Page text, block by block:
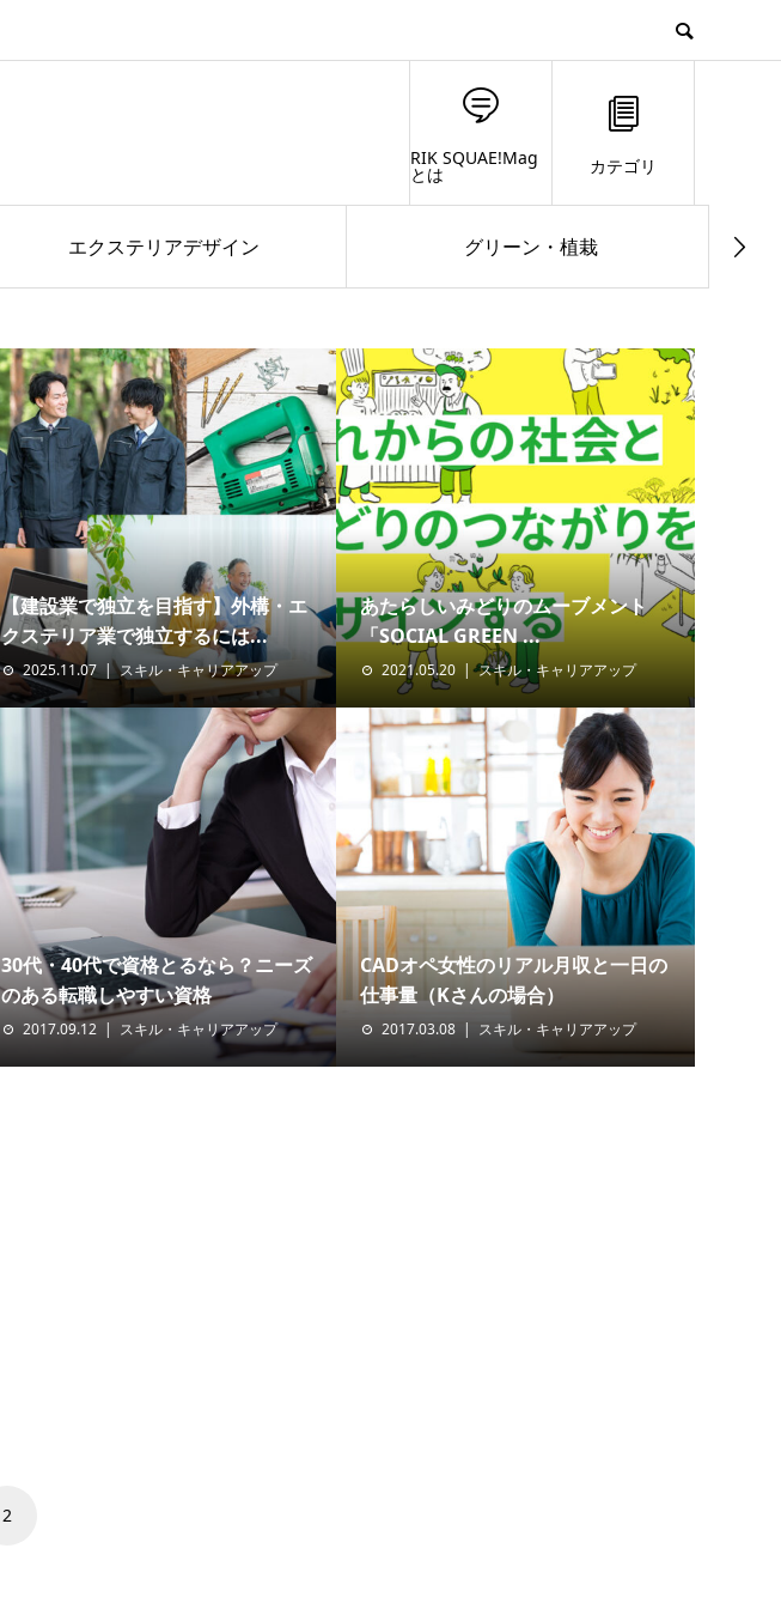
RIK SQUAE!Mag
とは カテゴリ
エクステリアデザイン グリーン・植栽
【建設業で独立を目指す】外構・エ
クステリア業で独立するには...
2025.11.07 スキル・キャリアアップ
あたらしいみどりのムーブメント
「SOCIAL GREEN ...
2021.05.20 スキル・キャリアアップ
30代・40代で資格とるなら？ニーズ
のある転職しやすい資格
2017.09.12 スキル・キャリアアップ
CADオペ女性のリアル月収と一日の
仕事量（Kさんの場合）
2017.03.08 スキル・キャリアアップ
2